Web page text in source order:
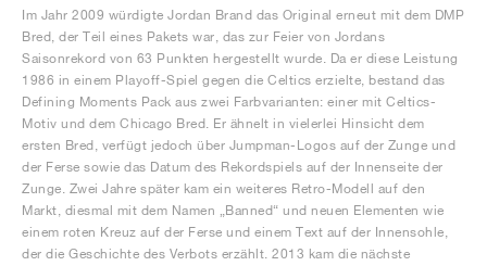
Im Jahr 2009 würdigte Jordan Brand das Original erneut mit dem DMP
Bred, der Teil eines Pakets war, das zur Feier von Jordans
Saisonrekord von 63 Punkten hergestellt wurde. Da er diese Leistung
1986 in einem Playoff-Spiel gegen die Celtics erzielte, bestand das
Defining Moments Pack aus zwei Farbvarianten: einer mit Celtics-
Motiv und dem Chicago Bred. Er ähnelt in vielerlei Hinsicht dem
ersten Bred, verfügt jedoch über Jumpman-Logos auf der Zunge und
der Ferse sowie das Datum des Rekordspiels auf der Innenseite der
Zunge. Zwei Jahre später kam ein weiteres Retro-Modell auf den
Markt, diesmal mit dem Namen „Banned“ und neuen Elementen wie
einem roten Kreuz auf der Ferse und einem Text auf der Innensohle,
der die Geschichte des Verbots erzählt. 2013 kam die nächste